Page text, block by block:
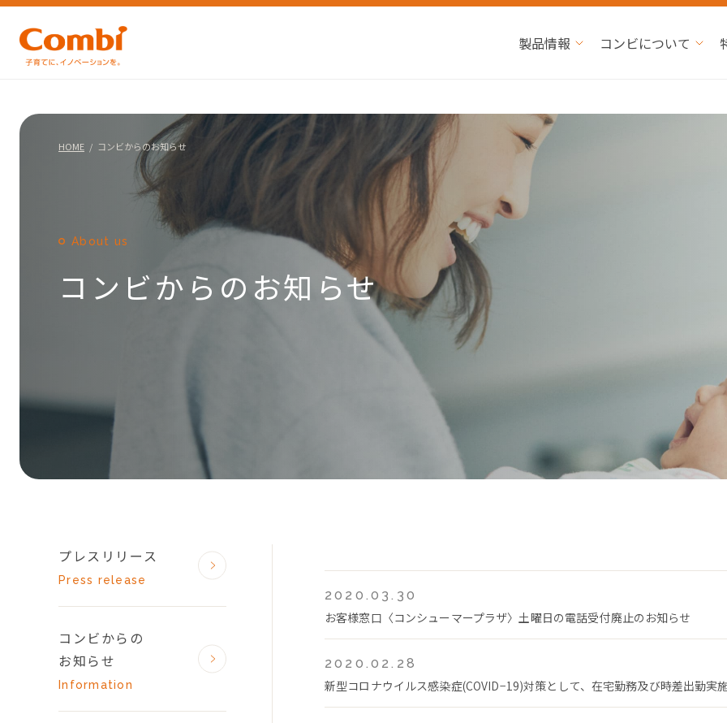
製品情報 コンビについて
HOME コンビからのお知らせ
About us
コンビからのお知らせ
2020.03.30
お客様窓口〈コンシューマープラザ〉土曜日の電話受付廃止のお知らせ
2020.02.28
新型コロナウイルス感染症(COVID−19)対策として、在宅勤務及び時差出勤実
プレスリリース
Press release
コンビからの
お知らせ
Information